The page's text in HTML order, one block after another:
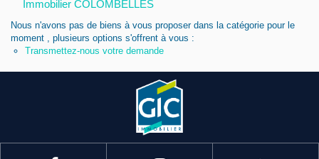
Nous rejoindre
Immobilier COLOMBELLES
Nous n'avons pas de biens à vous proposer dans la catégorie pour le
moment , plusieurs options s'offrent à vous :
Transmettez-nous votre demande